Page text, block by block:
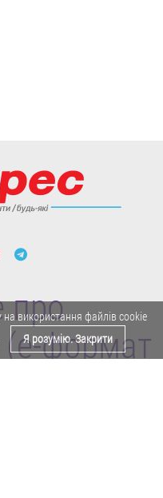
про
(e-формат
використання файлів cookie
Я розумію. Закрити